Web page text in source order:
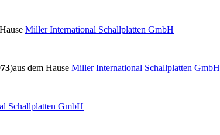
Miller International Schallplatten GmbH
)aus dem Hause Miller International Schallplatten GmbH
Schallplatten GmbH